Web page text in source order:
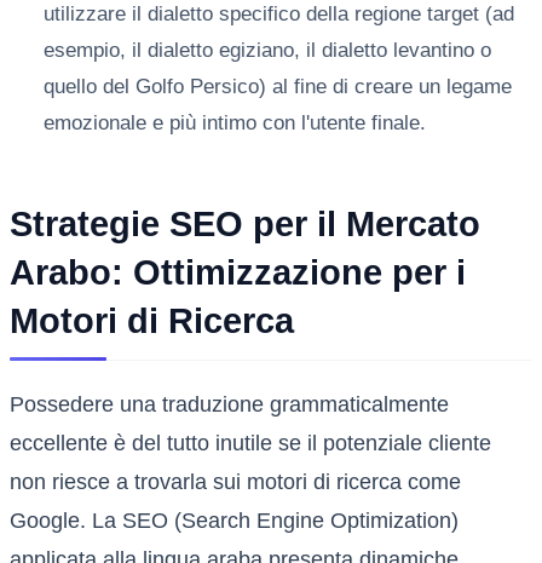
utilizzare il dialetto specifico della regione target (ad
esempio, il dialetto egiziano, il dialetto levantino o
quello del Golfo Persico) al fine di creare un legame
emozionale e più intimo con l'utente finale.
Strategie SEO per il Mercato
Arabo: Ottimizzazione per i
Motori di Ricerca
Possedere una traduzione grammaticalmente
eccellente è del tutto inutile se il potenziale cliente
non riesce a trovarla sui motori di ricerca come
Google. La SEO (Search Engine Optimization)